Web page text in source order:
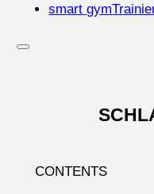
smart gym
CONTENTS